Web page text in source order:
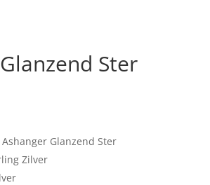
Ster
Glanzend Ster
Zilver